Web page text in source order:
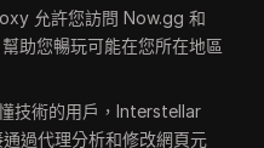
允許您訪問 Now.gg 和
助您暢玩可能在您所在地區
技術的用戶，Interstellar
過代理分析和修改網頁元